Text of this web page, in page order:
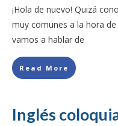
¡Hola de nuevo! Quizá
muy comunes a la hora
vamos a hablar de
Read More
Inglés